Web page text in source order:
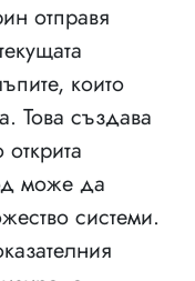
отправя
които
Това създава
може да
системи.